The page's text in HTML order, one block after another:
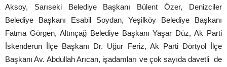
Aksoy, Sarıseki Belediye Başkanı Bülent Özer, Denizciler
Belediye Başkanı Esabil Soydan, Yeşilköy Belediye Başkanı
Fatma Görgen, Altınçağ Belediye Başkanı Yaşar Düz, Ak Parti
İskenderun İlçe Başkanı Dr. Uğur Feriz, Ak Parti Dörtyol İlçe
Başkanı Av. Abdullah Arıcan, işadamları ve çok sayıda davetli de